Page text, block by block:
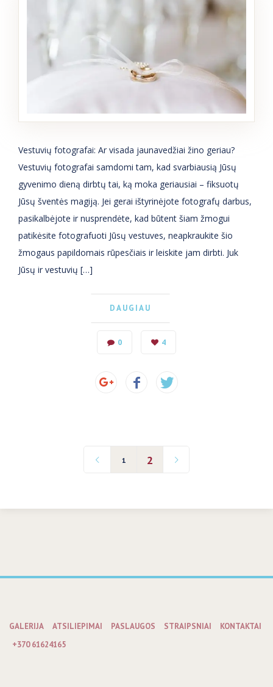
Vestuvių fotografai: Ar visada jaunavedžiai žino geriau?
Vestuvių fotografai samdomi tam, kad svarbiausią Jūsų
gyvenimo dieną dirbtų tai, ką moka geriausiai – fiksuotų
Jūsų šventės magiją. Jei gerai ištyrinėjote fotografų darbus,
pasikalbėjote ir nusprendėte, kad būtent šiam žmogui
patikėsite fotografuoti Jūsų vestuves, neapkraukite šio
žmogaus papildomais rūpesčiais ir leiskite jam dirbti. Juk
Jūsų ir vestuvių […]
DAUGIAU
0 4
1 2
GALERIJA ATSILIEPIMAI PASLAUGOS STRAIPSNIAI
KONTAKTAI
+370 61624165